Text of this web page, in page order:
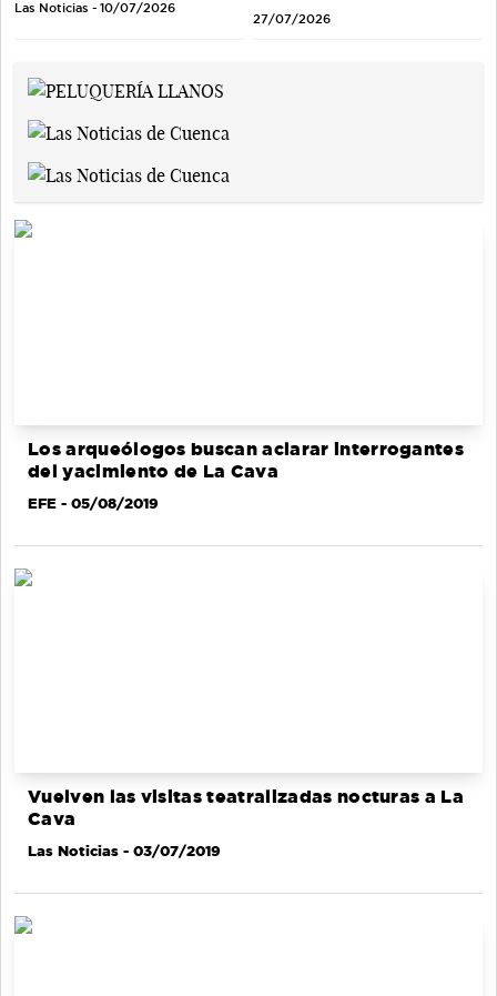
Las Noticias - 10/07/2026
27/07/2026
Los arqueólogos buscan aclarar interrogantes
del yacimiento de La Cava
EFE - 05/08/2019
Vuelven las visitas teatralizadas nocturas a La
Cava
Las Noticias - 03/07/2019